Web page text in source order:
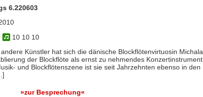
6.220603
10 10 10
Künstler hat sich die dänische Blockflötenvirtuosin Michala
der Blockflöte als ernst zu nehmendes Konzertinstrument
und Blockflötenszene ist sie seit Jahrzehnten ebenso in den
»zur Besprechung«